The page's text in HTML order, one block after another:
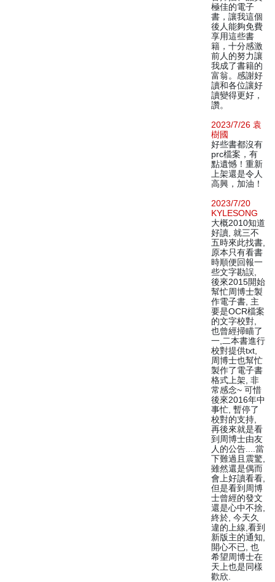
極佳的電子
書，讓我這個
後人能夠免費
享用這些書
籍，十分感激
前人的努力讓
我成了書籍的
富翁。感謝好
讀和各位讓好
讀變得更好，
讚。
2023/7/26 袁
樹國
好些書都沒有
prc檔案，有
點遺憾！重新
上架還是令人
高興，加油！
2023/7/20
KYLESONG
大概2010知道
好讀, 就三不
五時來此找書,
原本只有看書
時順便回報一
些文字勘誤,
後來2015開始
幫忙周博士製
作電子書, 主
要是OCR檔案
的文字校對,
也曾經掃瞄了
一,二本書進行
校對提供txt,
周博士也幫忙
製作了電子書
格式上架, 非
常感念~ 可惜
後來2016年中
事忙, 暫停了
校對的支持,
再後來就是看
到周博士由友
人的公告....當
下難過且震驚,
雖然還是偶而
會上好讀看看,
但是看到周博
士曾經的發文
還是心中不捨,
終於, 今天久
違的上線,看到
新版主的通知,
開心不已, 也
希望周博士在
天上也是同樣
歡欣.